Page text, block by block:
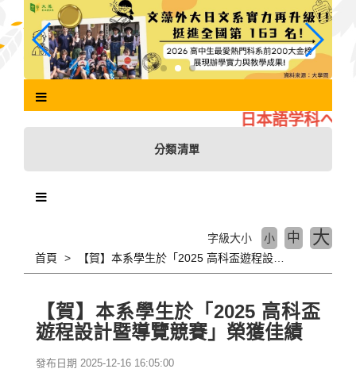
主
日本語学科へよ
分類清單
首頁
字級大小 小 中 大
【賀】本系學生於「2025 高科盃
遊程設計暨導覽競賽」榮獲佳績
發布日期 2025-12-16 16:05:00